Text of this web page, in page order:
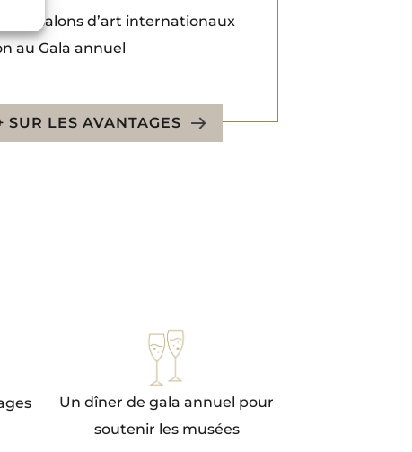
SUR LES AVANTAGES
et salons d’art internationaux
au Gala annuel
Un dîner de gala annuel pour
soutenir les musées